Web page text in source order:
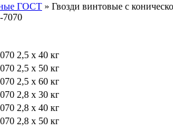
ГОСТ » Гвозди винтовые с
2,5 x 40 кг
2,5 x 50 кг
2,5 x 60 кг
2,8 x 30 кг
2,8 x 40 кг
2,8 x 50 кг